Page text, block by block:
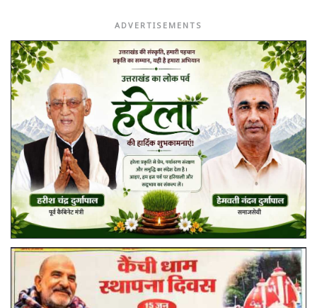
ADVERTISEMENTS